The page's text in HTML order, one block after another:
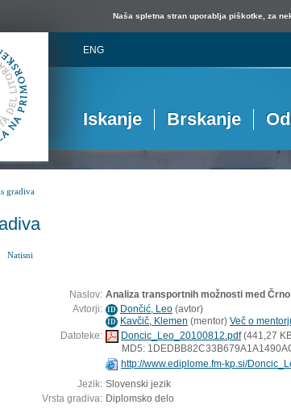
Naša spletna stran uporablja piškotke, za
ENG
Iskanje Brskanje
gradiva
Natisni
Naslov: Analiza transportnih možnosti med
Avtorji: ID Dončić, Leo (avtor)
ID Kavčič, Klemen (mentor) Več o
Datoteke:
Doncic_Leo_20100812.pdf(441,27
MD5:
http://www.ediplome.fm-kp.si/
Jezik: Slovenski jezik
Vrsta gradiva: Diplomsko delo